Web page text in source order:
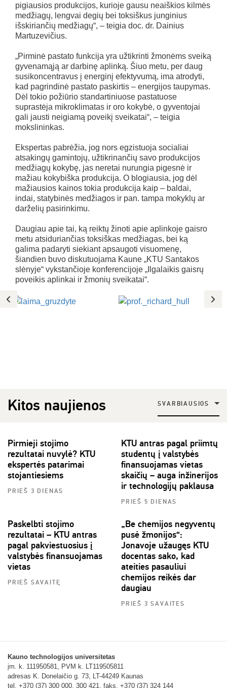
pigiausios produkcijos, kurioje gausu neaiškios kilmės
medžiagų, lengvai degių bei toksiškus junginius
išskiriančių medžiagų“, – teigia doc. dr. Dainius
Martuzevičius.
„Pirminė pastato funkcija yra užtikrinti žmonėms sveiką
gyvenamąją ar darbinę aplinką. Šiuo metu, per daug
susikoncentravus į energinį efektyvumą, ima atrodyti,
kad pagrindinė pastato paskirtis – energijos taupymas.
Dėl tokio požiūrio standartiniuose pastatuose
suprastėja mikroklimatas ir oro kokybė, o gyventojai
gali jausti neigiamą poveikį sveikatai“, – teigia
mokslininkas.
Ekspertas pabrėžia, jog nors egzistuoja socialiai
atsakingų gamintojų, užtikrinančių savo produkcijos
medžiagų kokybę, jas neretai nurungia pigesnė ir
mažiau kokybiška produkcija. O blogiausia, jog dėl
mažiausios kainos tokia produkcija kaip – baldai,
indai, statybinės medžiagos ir pan. tampa mokyklų ar
darželių pasirinkimu.
Daugiau apie tai, ką reiktų žinoti apie aplinkoje gaisro
metu atsiduriančias toksiškas medžiagas, bei ką
galima padaryti siekiant apsaugoti visuomenę,
šiandien buvo diskutuojama Kaune „KTU Santakos
slėnyje“ vykstančioje konferencijoje „Ilgalaikis gaisrų
poveikis aplinkai ir žmonių sveikatai“.
Kitos naujienos SVARBIAUSIOS
Pirmieji stojimo
rezultatai nuvylė? KTU
ekspertės patarimai
stojantiesiems
PRIEŠ 3 DIENAS
KTU antras pagal priimtų
studentų į valstybės
finansuojamas vietas
skaičių – auga inžinerijos
ir technologijų paklausa
PRIEŠ 5 DIENAS
Paskelbti stojimo
rezultatai – KTU antras
pagal pakviestuosius į
valstybės finansuojamas
vietas
PRIEŠ SAVAITĘ
„Be chemijos negyventų
pusė žmonijos“:
Jonavoje užaugęs KTU
docentas sako, kad
ateities pasauliui
chemijos reikės dar
daugiau
PRIEŠ 3 SAVAITES
Kauno technologijos universitetas
įm. k. 111950581, PVM k. LT119505811
adresas K. Donelaičio g. 73, LT-44249 Kaunas
tel. +370 (37) 300 000, 300 421, faks. +370 (37) 324 144